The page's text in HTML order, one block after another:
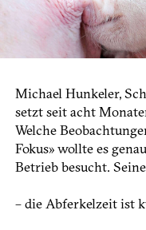
Michael Hunkeler,
setzt seit acht
Welche
Fokus» wollte es
Betrieb besucht.
– die Abferkelzeit ist